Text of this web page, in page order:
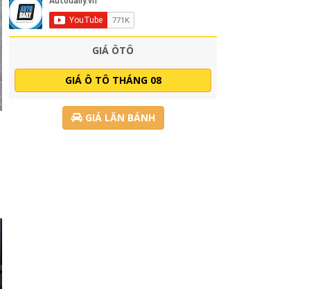
GIÁ ÔTÔ
GIÁ Ô TÔ THÁNG 08
GIÁ LĂN BÁNH